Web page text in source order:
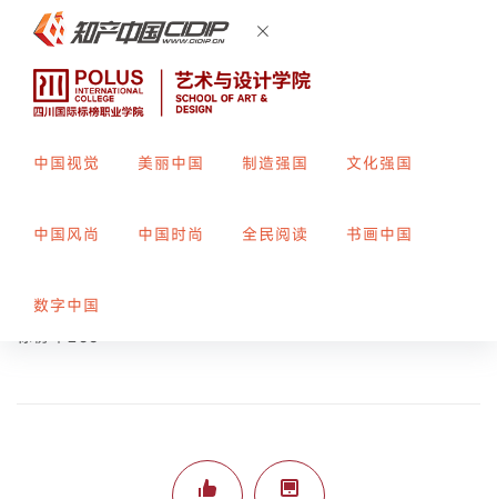
中国视觉 美丽中国 制造强国 文化强国
中国风尚 中国时尚 全民阅读 书画中国
数字中国
指导教师：
标榜平236